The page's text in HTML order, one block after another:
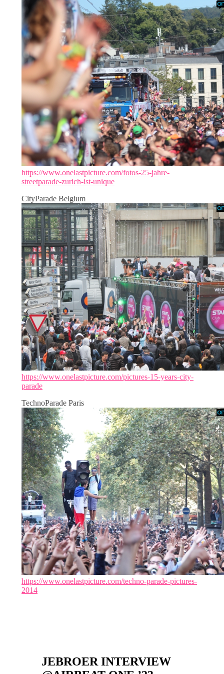
https://www.onelastpicture.com/fotos-25-jahre-
streetparade-zurich-ist-unique
CityParade Belgium
https://www.onelastpicture.com/pictures-15-years-city-
parade
TechnoParade Paris
https://www.onelastpicture.com/techno-parade-pictures-
2014
JEBROER INTERVIEW